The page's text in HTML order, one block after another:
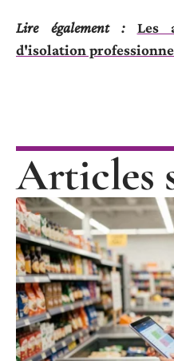
Lire également :
Les
d'isolation
Articles